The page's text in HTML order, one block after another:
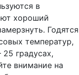
в
хороший
Годятся
температур,
градусах,
внимание на